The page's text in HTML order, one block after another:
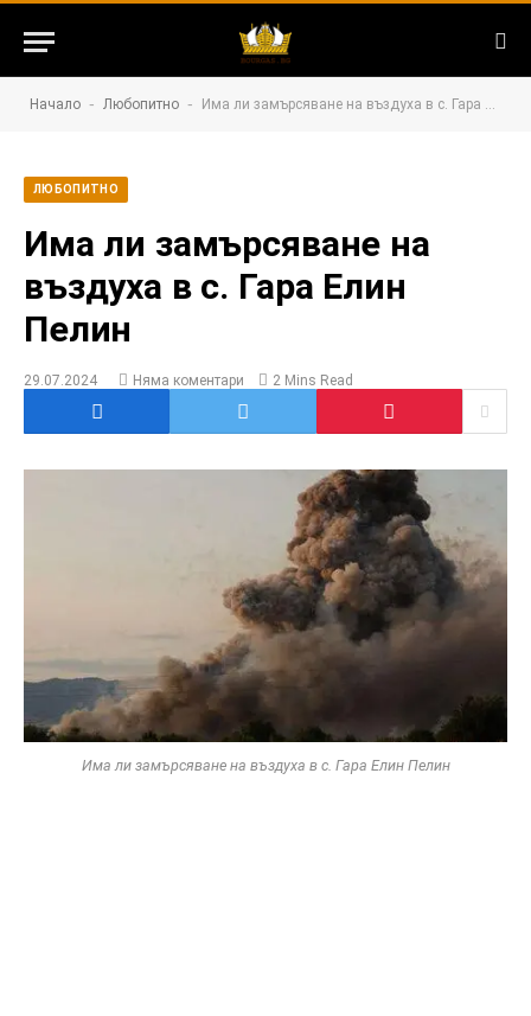
Начало - Любопитно - Има ли замърсяване на въздуха в с. Гара Елин Пелин
ЛЮБОПИТНО
Има ли замърсяване на
въздуха в с. Гара Елин
Пелин
29.07.2024 Няма коментари 2 Mins Read
Има ли замърсяване на въздуха в с. Гара Елин Пелин